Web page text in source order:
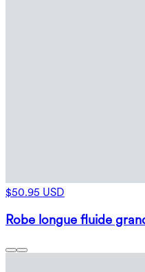
$50.95 USD
Robe longue fluide